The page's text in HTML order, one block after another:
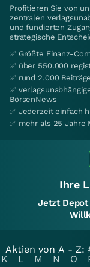
Profitieren Sie von
zentralen
und fundierten
strategische
✅ Größte Finanz-
✅ über 550.000
✅ rund 2.000
✅
BörsenNews
✅ Jederzeit einfach
✅ mehr als 25 Jahre
Ihre
Jetzt Depot
Aktien von A - Z:
K
L M N O